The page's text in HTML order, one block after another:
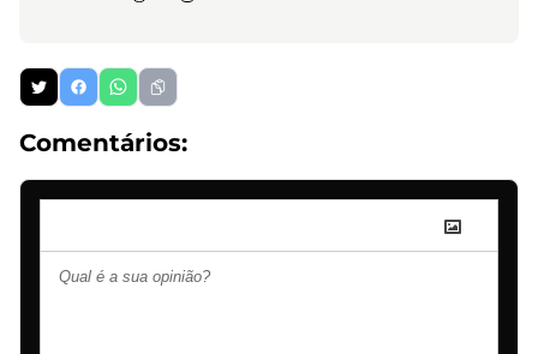
Comentários: